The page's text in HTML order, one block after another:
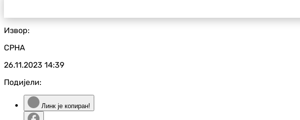
Извор:
СРНА
26.11.2023 14:39
Подијели:
Линк је копиран!